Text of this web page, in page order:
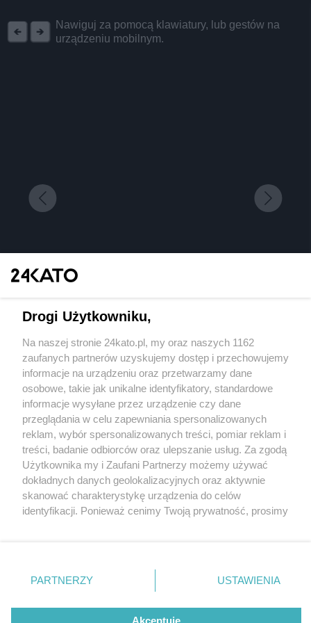
Nawiguj za pomocą klawiatury, lub gestów na
urządzeniu mobilnym.
Kadry, ale też historie ludzi w numerze
3 / 1
Wydawca mediów lokalnych
Nie zapomnij
zapoznać się z:
polityką prywatności regulamin korzystania z portali
Twojemiasto
Piekary Śląskie
Chorzów
Tarnowskie Góry
Gliwice
Skontakuj sięz nami
Kontakt
Wydawca
Redakcja
Drogi Użytkowniku,
Na naszej stronie 24kato.pl, my oraz naszych 1162
zaufanych partnerów uzyskujemy dostęp i przechowujemy
informacje na urządzeniu oraz przetwarzamy dane
osobowe, takie jak unikalne identyfikatory, standardowe
informacje wysyłane przez urządzenie czy dane
przeglądania w celu zapewniania spersonalizowanych
reklam, wybór spersonalizowanych treści, pomiar reklam i
treści, badanie odbiorców oraz ulepszanie usług. Za zgodą
Użytkownika my i Zaufani Partnerzy możemy używać
dokładnych danych geolokalizacyjnych oraz aktywnie
skanować charakterystykę urządzenia do celów
identyfikacji. Ponieważ cenimy Twoją prywatność, prosimy
prywatności znajdujący się w lewym dolnym rogu strony
. Niektóre rodzaje przetwarzania danych nie wymagają
zgody użytkownika, ale masz prawo sprzeciwić się
takiemu przetwarzaniu. Preferencje będą miały
PARTNERZY USTAWIENIA
Akceptuję